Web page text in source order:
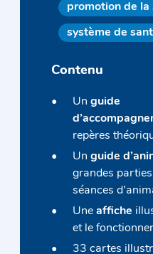
promotion de la
système de
Contenu
Unguide
repères
Unguide
grandes
séances
Uneaffiche
et le
33 cartes